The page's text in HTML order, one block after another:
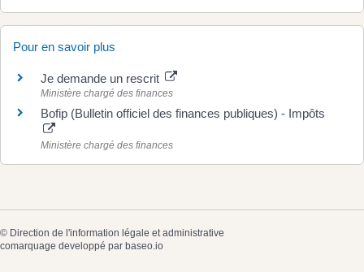
Pour en savoir plus
Je demande un rescrit
Ministère chargé des finances
Bofip (Bulletin officiel des finances publiques) - Impôts
Ministère chargé des finances
© Direction de l'information légale et administrative
comarquage developpé par baseo.io